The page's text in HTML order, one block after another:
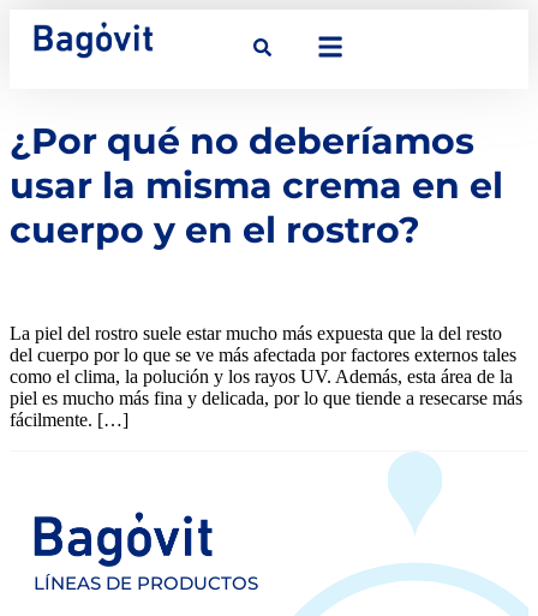
¿Por qué no deberíamos
usar la misma crema en el
cuerpo y en el rostro?
La piel del rostro suele estar mucho más expuesta que la del resto
del cuerpo por lo que se ve más afectada por factores externos tales
como el clima, la polución y los rayos UV. Además, esta área de la
piel es mucho más fina y delicada, por lo que tiende a resecarse más
fácilmente. […]
LÍNEAS DE PRODUCTOS